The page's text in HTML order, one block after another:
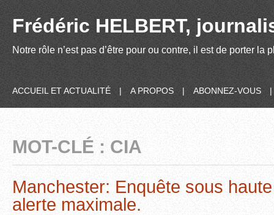
Frédéric HELBERT,
Notre rôle n’est pas d’être pour ou contre, il est de porter
ACCUEIL ET ACTUALITÉ | A PROPOS | ABONNEZ-VOUS |
MOT-CLÉ : CIA
Manchester: Enquête sous haute
alerte maximale.